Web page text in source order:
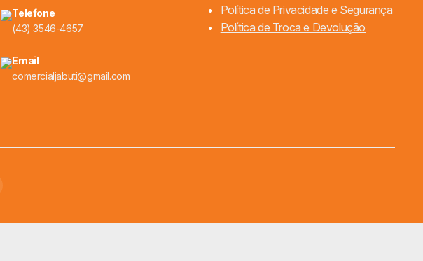
Telefone
(43) 3546-4657
Email
comercialjabuti@gmail.com
Política de Privacidade e Segurança
Política de Troca e Devolução